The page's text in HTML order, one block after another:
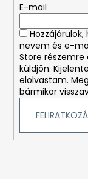
E-mail
nevem és e-
Store
küldjön.
elolvastam.
bármikor